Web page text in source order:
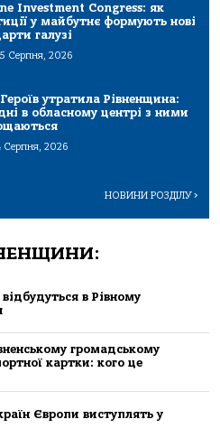
Investment Congress: як
у майбутнє формують нові
галузі
Серпня, 2026
утратила Рівненщина:
в обласному центрі з ними
Серпня, 2026
НОВИНИ РОЗДІЛУ>
в Рівному
громадському
картки: кого це
Європи виступлять у